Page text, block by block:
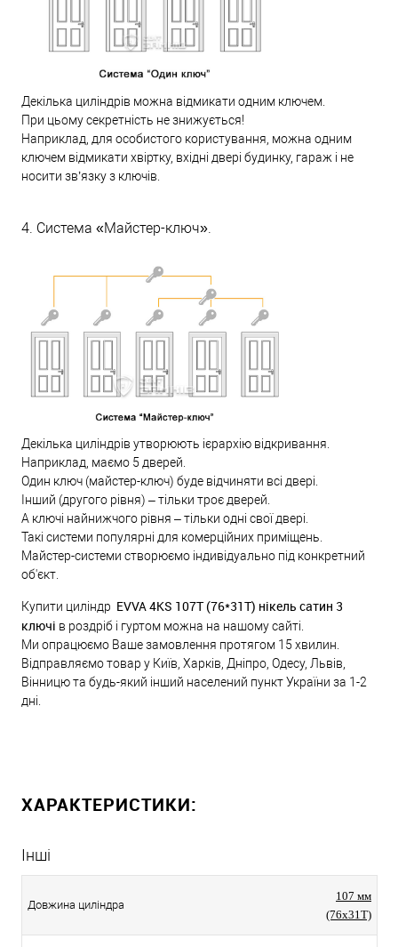
Декілька циліндрів можна відмикати одним ключем.
При цьому секретність не знижується!
Наприклад, для особистого користування, можна одним
ключем відмикати хвіртку, вхідні двері будинку, гараж і не
носити зв’язку з ключів.
4. Система «Майстер-ключ».
Декілька циліндрів утворюють ієрархію відкривання.
Наприклад, маємо 5 дверей.
Один ключ (майстер-ключ) буде відчиняти всі двері.
Інший (другого рівня) – тільки троє дверей.
А ключі найнижчого рівня – тільки одні свої двері.
Такі системи популярні для комерційних приміщень.
Майстер-системи створюємо індивідуально під конкретний
об'єкт.
Купити циліндр EVVA 4KS 107Т (76*31T) нікель сатин 3
ключі в роздріб і гуртом можна на нашому сайті.
Ми опрацюємо Ваше замовлення протягом 15 хвилин.
Відправляємо товар у Київ, Харків, Дніпро, Одесу, Львів,
Вінницю та будь-який інший населений пункт України за 1-2
дні.
ХАРАКТЕРИСТИКИ:
Інші
Довжина циліндра
107 мм
(76x31T)